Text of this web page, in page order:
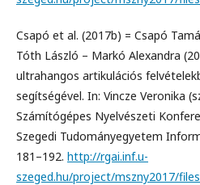
Csapó et al. (2017b) = Csapó
Tóth László – Markó Alexandra
ultrahangos artikulációs
segítségével. In: Vincze Veronika
Számítógépes Nyelvészeti
Szegedi Tudományegyetem
181–192. http://rgai.inf.u-
szeged.hu/project/mszny2017/